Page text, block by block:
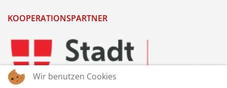
KOOPERATIONSPARTNER
Wir benutzen Cookies